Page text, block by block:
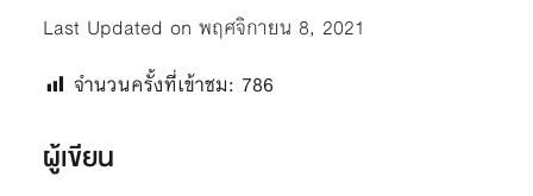
Last Updated on พฤศจิกายน 8, 2021
จำนวนครั้งที่เข้าชม: 786
ผู้เขียน